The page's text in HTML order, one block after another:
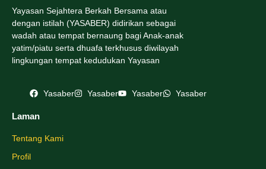
Yayasan Sejahtera Berkah Bersama atau
dengan istilah (YASABER) didirikan sebagai
wadah atau tempat bernaung bagi Anak-anak
yatim/piatu serta dhuafa terkhusus diwilayah
lingkungan tempat kedudukan Yayasan
Yasaber Yasaber Yasaber Yasaber
Laman
Tentang Kami
Profil